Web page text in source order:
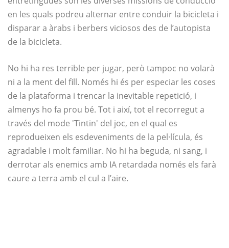
en les quals podreu alternar entre conduir la bicicleta i
disparar a àrabs i berbers viciosos des de l’autopista
de la bicicleta.
No hi ha res terrible per jugar, però tampoc no volarà
ni a la ment del fill. Només hi és per especiar les coses
de la plataforma i trencar la inevitable repetició, i
almenys ho fa prou bé. Tot i així, tot el recorregut a
través del mode 'Tintin' del joc, en el qual es
reprodueixen els esdeveniments de la pel·lícula, és
agradable i molt familiar. No hi ha beguda, ni sang, i
derrotar als enemics amb IA retardada només els farà
caure a terra amb el cul a l’aire.